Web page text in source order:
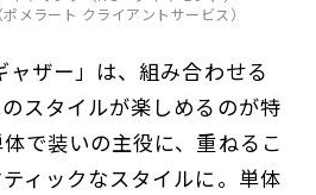
メラート クライアントサービス）
ャザー」は、組み合わせる
スタイルが楽しめるのが特
で装いの主役に、重ねるこ
ィックなスタイルに。単体